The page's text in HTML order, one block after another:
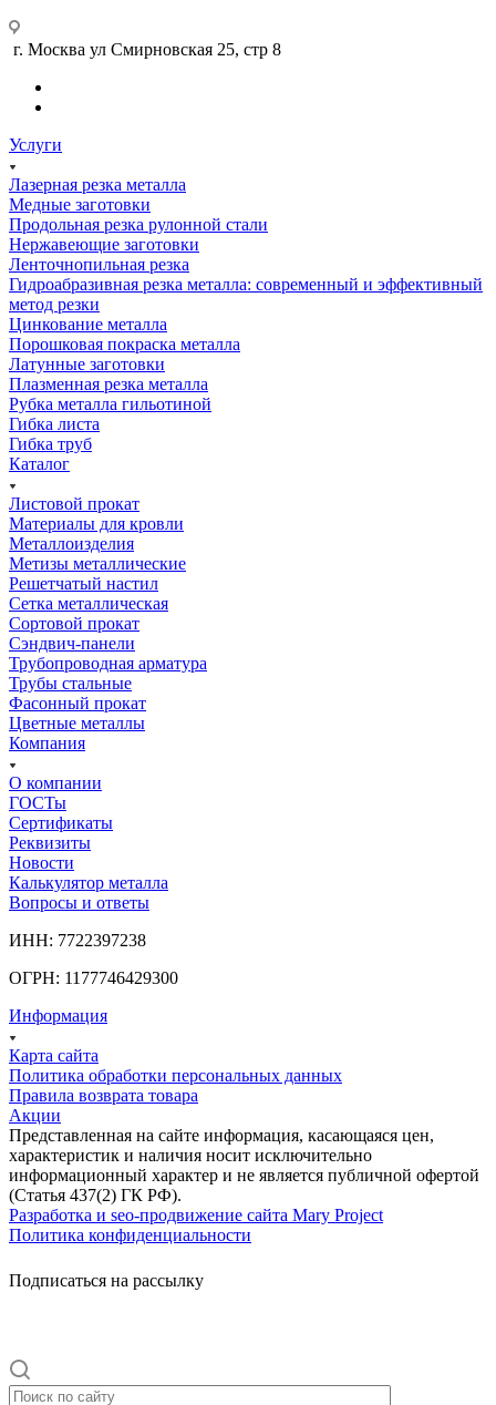
г. Москва ул Смирновская 25, стр 8
Услуги
Лазерная резка металла
Медные заготовки
Продольная резка рулонной стали
Нержавеющие заготовки
Ленточнопильная резка
Гидроабразивная резка металла: современный и эффективный
метод резки
Цинкование металла
Порошковая покраска металла
Латунные заготовки
Плазменная резка металла
Рубка металла гильотиной
Гибка листа
Гибка труб
Каталог
Листовой прокат
Материалы для кровли
Металлоизделия
Метизы металлические
Решетчатый настил
Сетка металлическая
Сортовой прокат
Сэндвич-панели
Трубопроводная арматура
Трубы стальные
Фасонный прокат
Цветные металлы
Компания
О компании
ГОСТы
Сертификаты
Реквизиты
Новости
Калькулятор металла
Вопросы и ответы
ИНН: 7722397238
ОГРН: 1177746429300
Информация
Карта сайта
Политика обработки персональных данных
Правила возврата товара
Акции
Представленная на сайте информация, касающаяся цен,
характеристик и наличия носит исключительно
информационный характер и не является публичной офертой
(Статья 437(2) ГК РФ).
Разработка и seo-продвижение сайта Mary Project
Политика конфиденциальности
Подписаться на рассылку